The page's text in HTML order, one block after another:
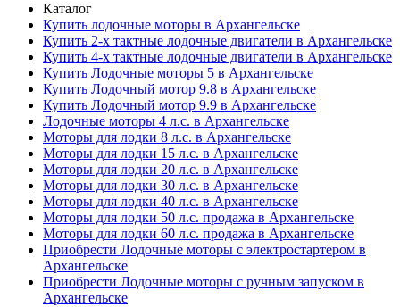
Каталог
Купить лодочные моторы в Архангельске
Купить 2-х тактные лодочные двигатели в Архангельске
Купить 4-х тактные лодочные двигатели в Архангельске
Купить Лодочные моторы 5 в Архангельске
Купить Лодочный мотор 9.8 в Архангельске
Купить Лодочный мотор 9.9 в Архангельске
Лодочные моторы 4 л.с. в Архангельске
Моторы для лодки 8 л.с. в Архангельске
Моторы для лодки 15 л.с. в Архангельске
Моторы для лодки 20 л.с. в Архангельске
Моторы для лодки 30 л.с. в Архангельске
Моторы для лодки 40 л.с. в Архангельске
Моторы для лодки 50 л.с. продажа в Архангельске
Моторы для лодки 60 л.с. продажа в Архангельске
Приобрести Лодочные моторы с электростартером в
Архангельске
Приобрести Лодочные моторы с ручным запуском в
Архангельске